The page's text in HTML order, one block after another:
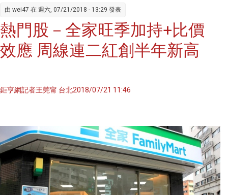
由 wei47 在 週六, 07/21/2018 - 13:29 發表
熱門股－全家旺季加持+比價
效應 周線連二紅創半年新高
鉅亨網記者王莞甯 台北2018/07/21 11:46